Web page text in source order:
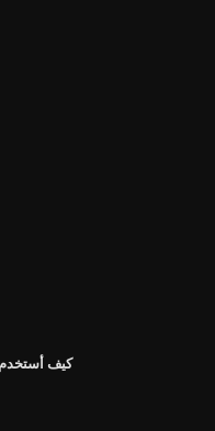
كيف أستخدم